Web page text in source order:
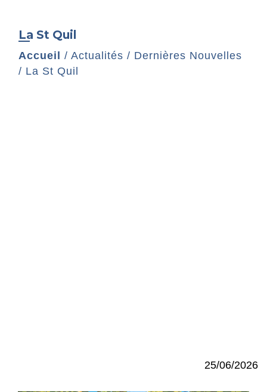
La St Quil
Accueil / Actualités / Dernières Nouvelles
/ La St Quil
25/06/2026